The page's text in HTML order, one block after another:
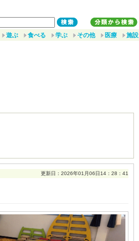
遊ぶ 食べる 学ぶ その他 医療 施設
更新日：2026年01月06日14：28：41